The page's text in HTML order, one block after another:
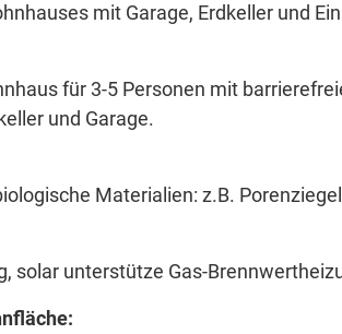
mit Garage, Erdkeller und
für 3-5 Personen mit
und Garage.
Materialien: z.B.
solar unterstütze Gas-